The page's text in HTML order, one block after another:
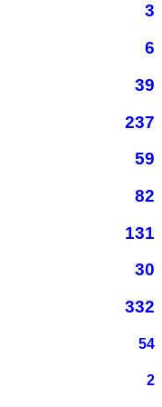
3
6
39
237
59
82
131
30
332
54
2